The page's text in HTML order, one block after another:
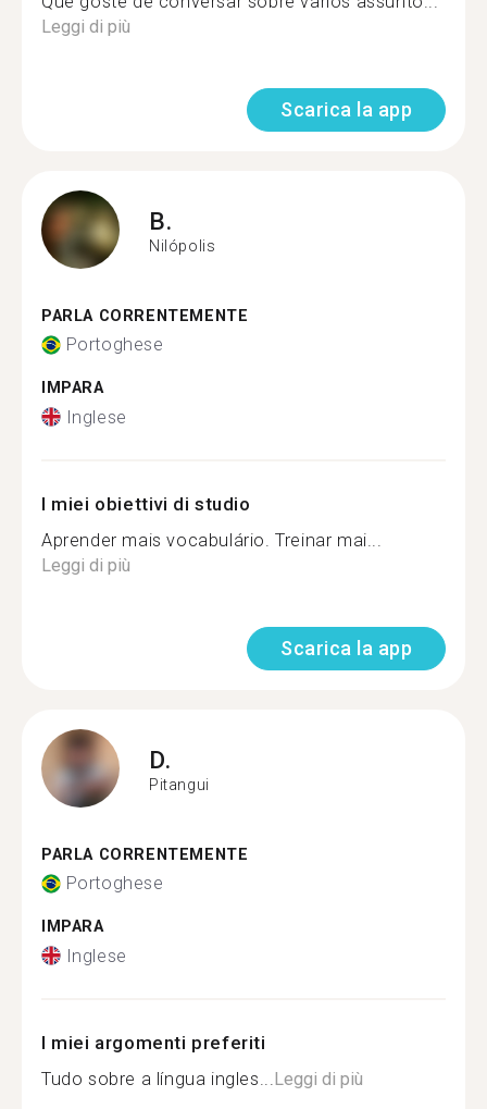
Leggi di più
Scarica la app
B.
Nilópolis
PARLA CORRENTEMENTE
Portoghese
IMPARA
Inglese
I miei obiettivi di studio
Aprender mais vocabulário. Treinar mai...
Leggi di più
Scarica la app
D.
Pitangui
PARLA CORRENTEMENTE
Portoghese
IMPARA
Inglese
I miei argomenti preferiti
Tudo sobre a língua ingles... Leggi di più